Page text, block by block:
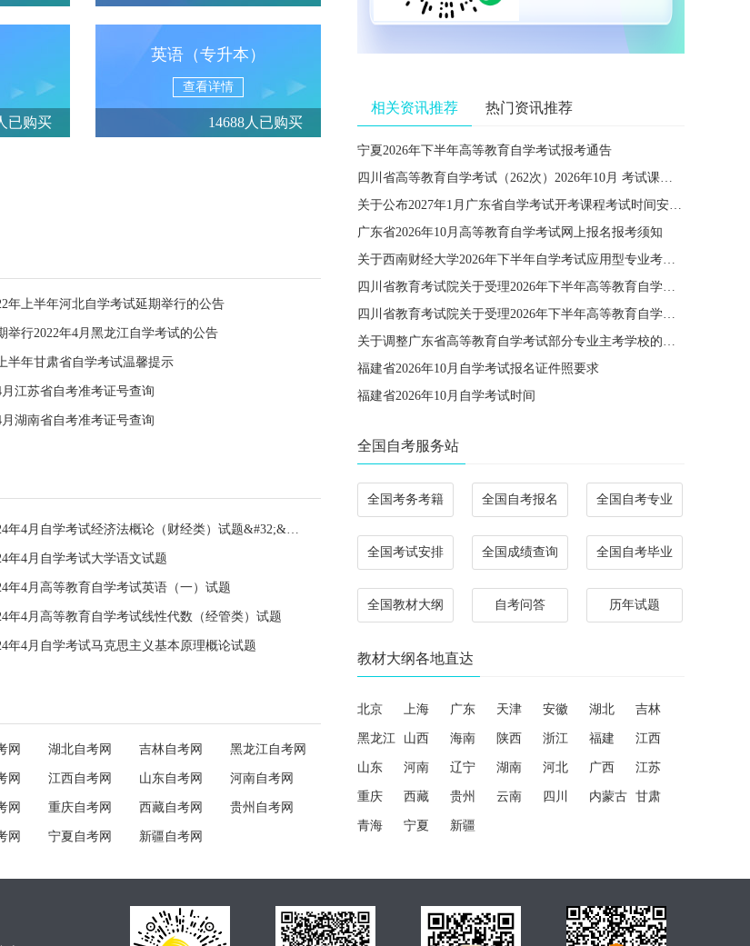
已购买
英语（专升本）
查看详情
14688人已购买
年上半年河北自学考试延期举行的公告
举行2022年4月黑龙江自学考试的公告
半年甘肃省自学考试温馨提示
月江苏省自考准考证号查询
月湖南省自考准考证号查询
全国2024年4月自学考试经济法概论（财经类）试题&#32;&#32;
年4月自学考试大学语文试题
年4月高等教育自学考试英语（一）试题
年4月高等教育自学考试线性代数（经管类）试题
年4月自学考试马克思主义基本原理概论试题
网 湖北自考网 吉林自考网 黑龙江自考网
网 江西自考网 山东自考网 河南自考网
网 重庆自考网 西藏自考网 贵州自考网
网 宁夏自考网 新疆自考网
相关资讯推荐 热门资讯推荐
宁夏2026年下半年高等教育自学考试报考通告
四川省高等教育自学考试（262次）2026年10月 考试课程简表
关于公布2027年1月广东省自学考试开考课程考试时间安排和使用教材的通知
广东省2026年10月高等教育自学考试网上报名报考须知
关于西南财经大学2026年下半年自学考试应用型专业考籍更改办理的通知
四川省教育考试院关于受理2026年下半年高等教育自学考试省际转考申请的通告
四川省教育考试院关于受理2026年下半年高等教育自学考试考籍更改申请的通告
关于调整广东省高等教育自学考试部分专业主考学校的通知
福建省2026年10月自学考试报名证件照要求
福建省2026年10月自学考试时间
全国自考服务站
全国考务考籍 全国自考报名 全国自考专业
全国考试安排 全国成绩查询 全国自考毕业
全国教材大纲 自考问答 历年试题
教材大纲各地直达
北京 上海 广东 天津 安徽 湖北 吉林
黑龙江 山西 海南 陕西 浙江 福建 江西
山东 河南 辽宁 湖南 河北 广西 江苏
重庆 西藏 贵州 云南 四川 内蒙古 甘肃
青海 宁夏 新疆